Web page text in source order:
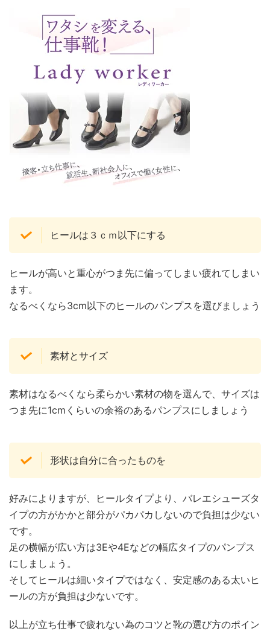
ヒールは３ｃｍ以下にする
ヒールが高いと重心がつま先に偏ってしまい疲れてしまい
ます。
なるべくなら3cm以下のヒールのパンプスを選びましょう
素材とサイズ
素材はなるべくなら柔らかい素材の物を選んで、サイズは
つま先に1cmくらいの余裕のあるパンプスにしましょう
形状は自分に合ったものを
好みによりますが、ヒールタイプより、バレエシューズタ
イプの方がかかと部分がパカパカしないので負担は少ない
です。
足の横幅が広い方は3Eや4Eなどの幅広タイプのパンプス
にしましょう。
そしてヒールは細いタイプではなく、安定感のある太いヒ
ールの方が負担は少ないです。
以上が立ち仕事で疲れない為のコツと靴の選び方のポイン